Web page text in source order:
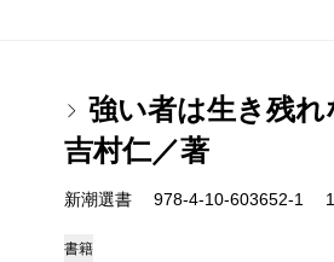
強い者は生き残
吉村仁／著
新潮選書 978-4-10-603652-1
書籍